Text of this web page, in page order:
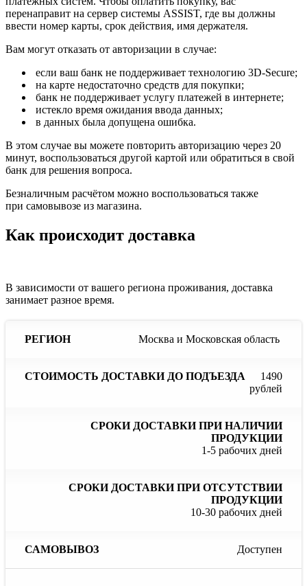
перенаправит на сервер системы ASSIST, где вы должны
ввести номер карты, срок действия, имя держателя.
Вам могут отказать от авторизации в случае:
если ваш банк не поддерживает технологию 3D-Secure;
на карте недостаточно средств для покупки;
банк не поддерживает услугу платежей в интернете;
истекло время ожидания ввода данных;
в данных была допущена ошибка.
В этом случае вы можете повторить авторизацию через 20
минут, воспользоваться другой картой или обратиться в свой
банк для решения вопроса.
Безналичным расчётом можно воспользоваться также
при самовывозе из магазина.
Как происходит доставка
В зависимости от вашего региона проживания, доставка
занимает разное время.
Стоимость
подъезда
Сроки
наличии
продукции
Москва и Московская область
1490
рублей
1-5 рабочих дней
10-30 рабочих дней
Доступен